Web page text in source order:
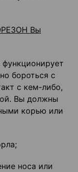
Вы
бороться с
с кем-либо,
Вы должны
корью или
носа или